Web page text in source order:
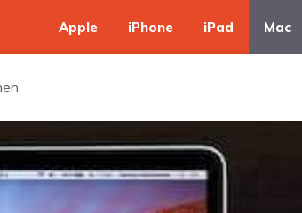
Apple iPhone iPad Mac